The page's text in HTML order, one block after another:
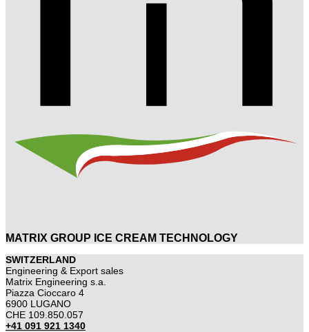
MATRIX GROUP ICE CREAM TECHNOLOGY
SWITZERLAND
Engineering & Export sales
Matrix Engineering s.a.
Piazza Cioccaro 4
6900 LUGANO
CHE 109.850.057
+41 091 921 1340